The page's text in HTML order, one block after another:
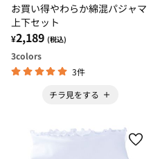
お買い得やわらか綿混パジャマ
上下セット
¥2,189 (税込)
3colors
3件
チラ見をする